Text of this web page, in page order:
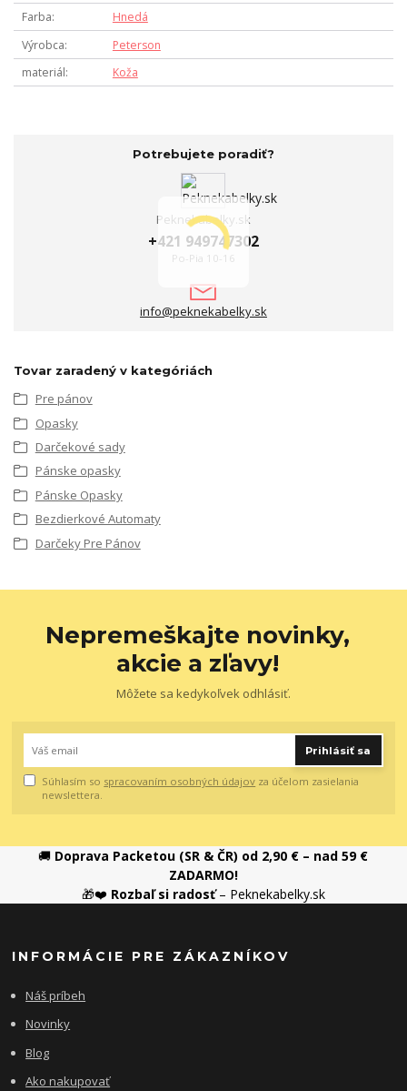
Farba
Hnedá
Výrobca
Peterson
materiál
Koža
Potrebujete poradiť?
Peknekabelky.sk
+421 949747302
Po-Pia 10-16
info@peknekabelky.sk
Tovar zaradený v kategóriách
Pre pánov
Opasky
Darčekové sady
Pánske opasky
Pánske Opasky
Bezdierkové Automaty
Darčeky Pre Pánov
Nepremeškajte novinky,
akcie a zľavy!
Môžete sa kedykoľvek odhlásiť.
Prihlásiť sa
Súhlasím so spracovaním osobných údajov za účelom zasielania
newslettera.
🚚 Doprava Packetou (SR & ČR) od 2,90 € – nad 59 €
ZADARMO!
🎁❤️ Rozbaľ si radosť– Peknekabelky.sk
INFORMÁCIE PRE ZÁKAZNÍKOV
Náš príbeh
Novinky
Blog
Ako nakupovať